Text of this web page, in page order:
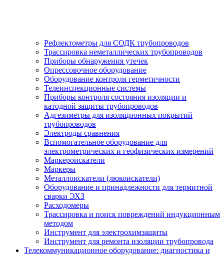
Рефлектометры для СОДК трубопроводов
Трассировка неметаллических трубопроводов
Приборы обнаружения утечек
Опрессовочное оборудование
Оборудование контроля герметичности
Телеинспекционные системы
Приборы контроля состояния изоляции и
катодной защиты трубопроводов
Адгезиметры для изоляционных покрытий
трубопроводов
Электроды сравнения
Вспомогательное оборудование для
электрометрических и геофизических измерений
Маркероискатели
Маркеры
Металлоискатели (люкоискатели)
Оборудование и принадлежности для термитной
сварки ЭХЗ
Расходомеры
Трассировка и поиск повреждений индукционным
методом
Инструмент для электрохимзащиты
Инструмент для ремонта изоляции трубопровода
Телекоммуникационное оборудование: диагностика и